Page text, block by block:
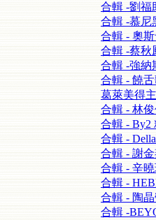
合輯 -劉福
合輯 -慕尼
合輯 - 奧斯
合輯 -蔡秋
合輯 -強納
合輯 - 饒
葛萊美得
合輯 - 林
合輯 - By2
合輯 -
合輯 - 謝
合輯 - 辛
合輯 -
合輯 - 陶
合輯 -